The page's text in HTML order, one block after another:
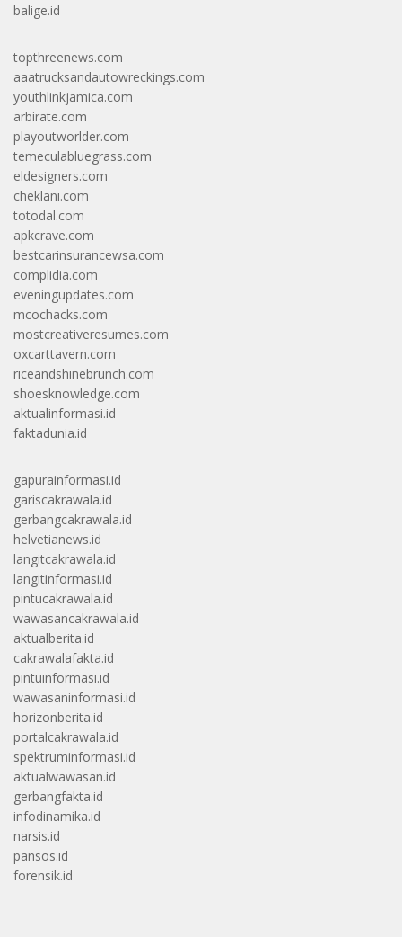
balige.id
topthreenews.com
aaatrucksandautowreckings.com
youthlinkjamica.com
arbirate.com
playoutworlder.com
temeculabluegrass.com
eldesigners.com
cheklani.com
totodal.com
apkcrave.com
bestcarinsurancewsa.com
complidia.com
eveningupdates.com
mcochacks.com
mostcreativeresumes.com
oxcarttavern.com
riceandshinebrunch.com
shoesknowledge.com
aktualinformasi.id
faktadunia.id
gapurainformasi.id
gariscakrawala.id
gerbangcakrawala.id
helvetianews.id
langitcakrawala.id
langitinformasi.id
pintucakrawala.id
wawasancakrawala.id
aktualberita.id
cakrawalafakta.id
pintuinformasi.id
wawasaninformasi.id
horizonberita.id
portalcakrawala.id
spektruminformasi.id
aktualwawasan.id
gerbangfakta.id
infodinamika.id
narsis.id
pansos.id
forensik.id